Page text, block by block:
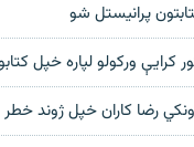
پرانیستل شو
کرایې ورکولو لپاره خپل
رضا کاران خپل ژوند